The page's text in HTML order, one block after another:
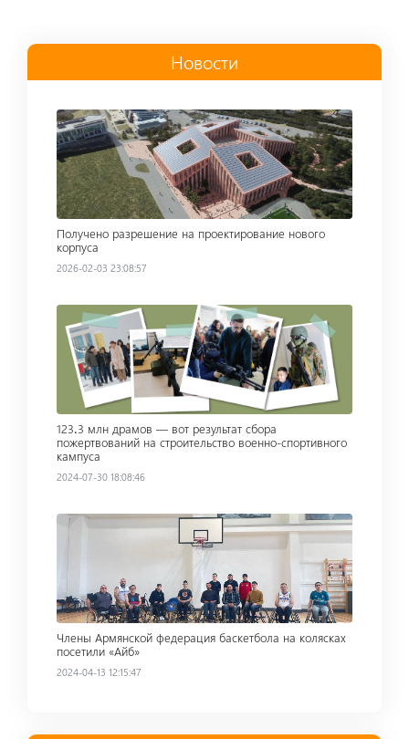
Новости
Read more
Получено разрешение на проектирование нового
корпуса
2026-02-03 23:08:57
Read more
123․3 млн драмов — вот результат сбора
пожертвований на строительство военно-спортивного
кампуса
2024-07-30 18:08:46
Read more
Члены Армянской федерация баскетбола на колясках
посетили «Айб»
2024-04-13 12:15:47